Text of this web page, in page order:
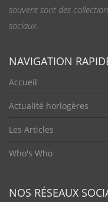
souvent sont des
sociaux.
NAVIGATION
Accueil
Actualité horlogères
Les Articles
Who's Who
NOS RÉSEAUX